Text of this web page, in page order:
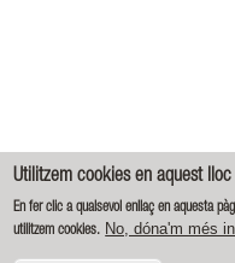
Utilitzem cookies en aquest
En fer clic a qualsevol enllaç en aquesta
utilitzem cookies. No, dóna'm més